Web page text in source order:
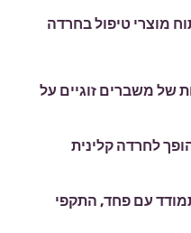
של משברים זוגיים על
לחרדה קלינית
עם פחד, התקפי